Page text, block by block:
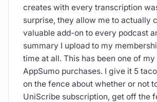
creates with every transcription
surprise, they allow me to actually
valuable add-on to every podcast
summary I upload to my
time at all. This has been one of
AppSumo purchases. I give it 5
on the fence about whether or not
UniScribe subscription, get off the